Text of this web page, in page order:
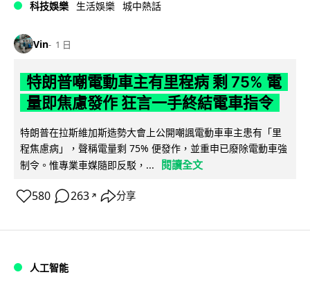
科技娛樂 生活娛樂 城中熱話
Vin 1 日
特朗普嘲電動車主有里程病 剩 75% 電
量即焦慮發作 狂言一手終結電車指令
特朗普在拉斯維加斯造勢大會上公開嘲諷電動車車主患有「里
程焦慮病」，聲稱電量剩 75% 便發作，並重申已廢除電動車強
制令。惟專業車媒隨即反駁，...
閱讀全文
580 263 ↗ 分享
人工智能